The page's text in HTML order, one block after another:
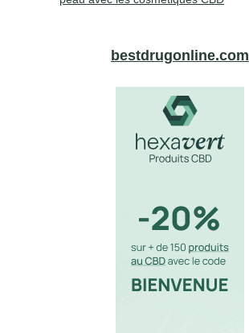
bestdrugonline.com